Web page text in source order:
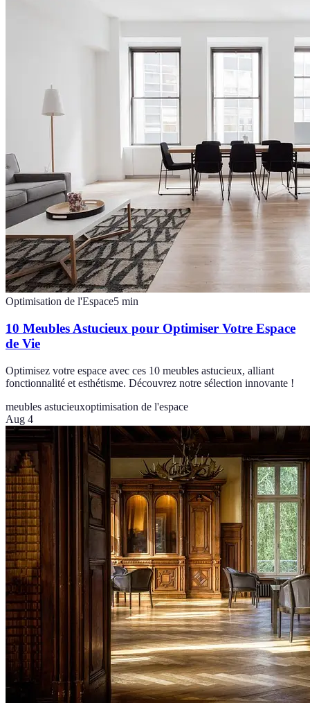
Optimisation de l'Espace5 min
10 Meubles Astucieux pour Optimiser Votre Espace
de Vie
Optimisez votre espace avec ces 10 meubles astucieux, alliant
fonctionnalité et esthétisme. Découvrez notre sélection innovante !
meubles astucieuxoptimisation de l'espace
Aug 4